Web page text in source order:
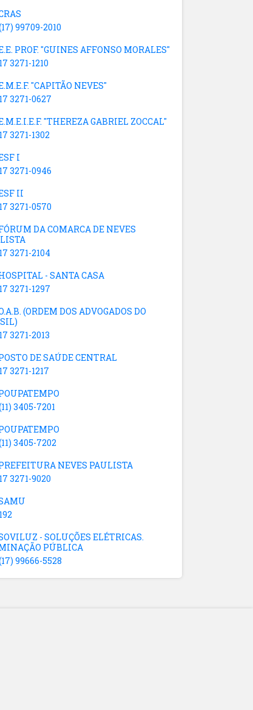
99709-2010
PROF. "GUINES AFFONSO MORALES"
17 3271-1210
"CAPITÃO NEVES"
17 3271-0627
"THEREZA GABRIEL ZOCCAL"
17 3271-1302
I
17 3271-0946
II
17 3271-0570
DA COMARCA DE NEVES
17 3271-2104
- SANTA CASA
17 3271-1297
(ORDEM DOS ADVOGADOS DO
17 3271-2013
DE SAÚDE CENTRAL
17 3271-1217
3405-7201
3405-7202
NEVES PAULISTA
17 3271-9020
192
- SOLUÇÕES ELÉTRICAS.
PÚBLICA
99666-5528